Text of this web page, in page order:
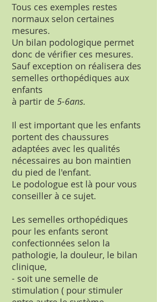
Tous ces exemples restes
normaux selon certaines
mesures.
Un bilan podologique permet
donc de vérifier ces mesures.
Sauf exception on réalisera des
semelles orthopédiques aux
enfants
à partir de 5-6ans.
Il est important que les enfants
portent des chaussures
adaptées avec les qualités
nécessaires au bon maintien
du pied de l'enfant.
Le podologue est là pour vous
conseiller à ce sujet.
Les semelles orthopédiques
pour les enfants seront
confectionnées selon la
pathologie, la douleur, le bilan
clinique,
- soit une semelle de
stimulation ( pour stimuler